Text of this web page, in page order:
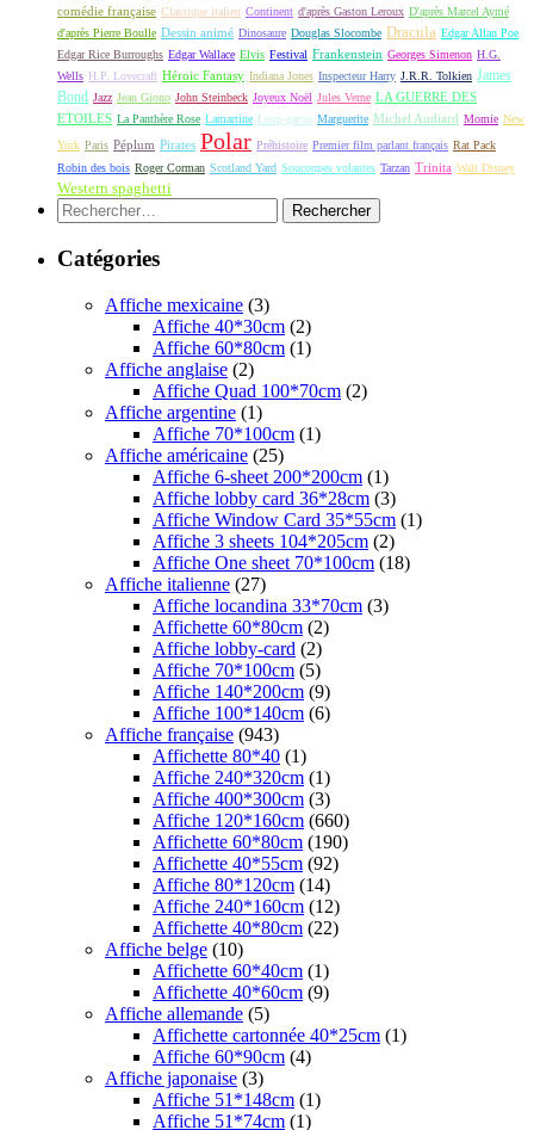
comédie française Classique italien Continent d'après Gaston Leroux D'après Marcel Aymé
d'après Pierre Boulle Dessin animé Dinosaure Douglas Slocombe Dracula Edgar Allan Poe
Edgar Rice Burroughs Edgar Wallace Elvis Festival Frankenstein Georges Simenon H.G.
Wells H.P. Lovecraft Héroic Fantasy Indiana Jones Inspecteur Harry J.R.R. Tolkien James
Bond Jazz Jean Giono John Steinbeck Joyeux Noël Jules Verne LA GUERRE DES
ETOILES La Panthère Rose Lamartine Loup-garou Marguerite Michel Audiard Momie New
York Paris Péplum Pirates Polar Préhistoire Premier film parlant français Rat Pack
Robin des bois Roger Corman Scotland Yard Soucoupes volantes Tarzan Trinita Walt Disney
Western spaghetti
Rechercher :
Catégories
Affiche mexicaine (3)
Affiche 40*30cm (2)
Affiche 60*80cm (1)
Affiche anglaise (2)
Affiche Quad 100*70cm (2)
Affiche argentine (1)
Affiche 70*100cm (1)
Affiche américaine (25)
Affiche 6-sheet 200*200cm (1)
Affiche lobby card 36*28cm (3)
Affiche Window Card 35*55cm (1)
Affiche 3 sheets 104*205cm (2)
Affiche One sheet 70*100cm (18)
Affiche italienne (27)
Affiche locandina 33*70cm (3)
Affichette 60*80cm (2)
Affiche lobby-card (2)
Affiche 70*100cm (5)
Affiche 140*200cm (9)
Affiche 100*140cm (6)
Affiche française (943)
Affichette 80*40 (1)
Affiche 240*320cm (1)
Affiche 400*300cm (3)
Affiche 120*160cm (660)
Affichette 60*80cm (190)
Affichette 40*55cm (92)
Affiche 80*120cm (14)
Affiche 240*160cm (12)
Affichette 40*80cm (22)
Affiche belge (10)
Affichette 60*40cm (1)
Affichette 40*60cm (9)
Affiche allemande (5)
Affichette cartonnée 40*25cm (1)
Affiche 60*90cm (4)
Affiche japonaise (3)
Affiche 51*148cm (1)
Affiche 51*74cm (1)